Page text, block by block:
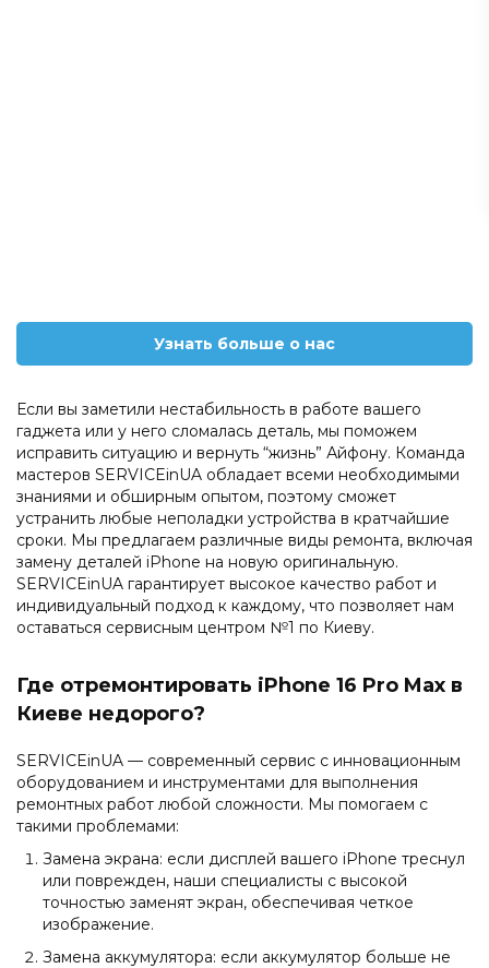
Узнать больше о нас
Если вы заметили нестабильность в работе вашего
гаджета или у него сломалась деталь, мы поможем
исправить ситуацию и вернуть “жизнь” Айфону. Команда
мастеров SERVICEinUA обладает всеми необходимыми
знаниями и обширным опытом, поэтому сможет
устранить любые неполадки устройства в кратчайшие
сроки. Мы предлагаем различные виды ремонта, включая
замену деталей iPhone на новую оригинальную.
SERVICEinUA гарантирует высокое качество работ и
индивидуальный подход к каждому, что позволяет нам
оставаться сервисным центром №1 по Киеву.
Где отремонтировать iPhone 16 Pro Max в
Киеве недорого?
SERVICEinUA — современный сервис с инновационным
оборудованием и инструментами для выполнения
ремонтных работ любой сложности. Мы помогаем с
такими проблемами:
Замена экрана: если дисплей вашего iPhone треснул
или поврежден, наши специалисты с высокой
точностью заменят экран, обеспечивая четкое
изображение.
Замена аккумулятора: если аккумулятор больше не